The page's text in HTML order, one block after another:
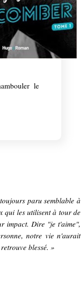
le
paru semblable à
qui les utilisent à tour de
impact. Dire "je t'aime",
notre vie n'aurait
blessé. »